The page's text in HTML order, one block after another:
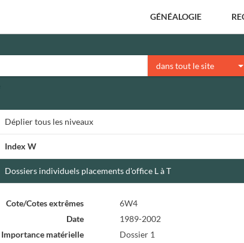
GÉNÉALOGIE
dans tout le site
Dépliertous les niveaux
Index W
Dossiers individuels placements d'office L à T
Cote/Cotes extrêmes
6W4
Date
1989-2002
Importance matérielle
Dossier 1